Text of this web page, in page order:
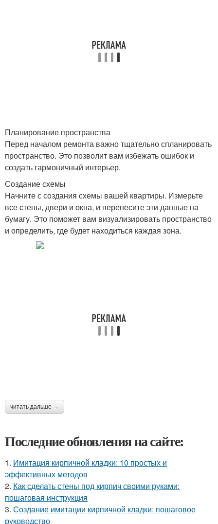
Планирование пространства
Перед началом ремонта важно тщательно спланировать
пространство. Это позволит вам избежать ошибок и
создать гармоничный интерьер.
Создание схемы
Начните с создания схемы вашей квартиры. Измерьте
все стены, двери и окна, и перенесите эти данные на
бумагу. Это поможет вам визуализировать пространство
и определить, где будет находиться каждая зона.
читать дальше →
Последние обновления на сайте:
1. Имитация кирпичной кладки: 10 простых и
эффективных методов
2. Как сделать стены под кирпич своими руками:
пошаговая инструкция
3. Создание имитации кирпичной кладки: пошаговое
руководство